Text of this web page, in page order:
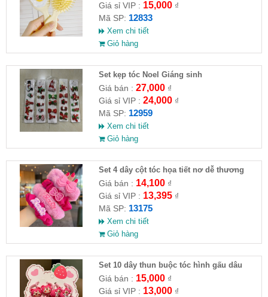
Giá sỉ VIP : 15,000₫
Mã SP: 12833
Xem chi tiết
Giỏ hàng
Set kẹp tóc Noel Giáng sinh
Giá bán : 27,000₫
Giá sỉ VIP : 24,000₫
Mã SP: 12959
Xem chi tiết
Giỏ hàng
Set 4 dây cột tóc họa tiết nơ dễ thương
Giá bán : 14,100₫
Giá sỉ VIP : 13,395₫
Mã SP: 13175
Xem chi tiết
Giỏ hàng
Set 10 dây thun buộc tóc hình gấu dâu
Giá bán : 15,000₫
Giá sỉ VIP : 13,000₫